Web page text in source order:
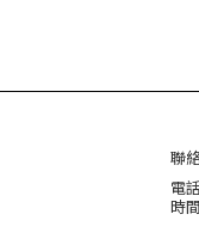
聯
電
時